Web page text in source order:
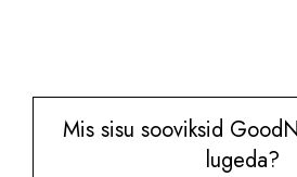
Mis sisu sooviksid
lugeda?